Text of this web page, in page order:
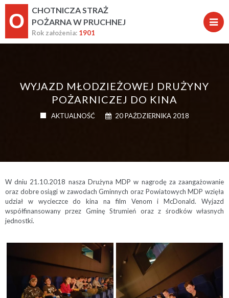
O
CHOTNICZA STRAŻ
POŻARNA W PRUCHNEJ
Rok założenia: 1901
WYJAZD MŁODZIEŻOWEJ DRUŻYNY
POŻARNICZEJ DO KINA
AKTUALNOŚĆ 20 PAŹDZIERNIKA 2018
W dniu 21.10.2018 nasza Drużyna MDP w nagrodę za zaangażowanie
oraz dobre osiągi w zawodach Gminnych oraz Powiatowych MDP wzięła
udział w wycieczce do kina na film Venom i McDonald. Wyjazd
współfinansowany przez Gminę Strumień oraz z środków własnych
jednostki.